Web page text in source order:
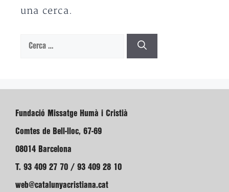
una cerca.
Cerca:
Fundació Missatge Humà i Cristià
Comtes de Bell-lloc, 67-69
08014 Barcelona
T. 93 409 27 70 / 93 409 28 10
web@catalunyacristiana.cat